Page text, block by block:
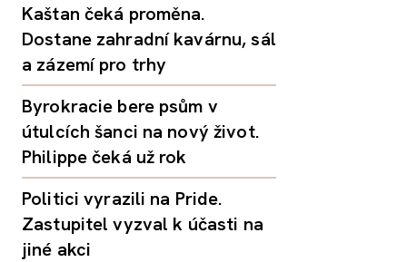
Kaštan čeká proměna.
Dostane zahradní kavárnu, sál
a zázemí pro trhy
Byrokracie bere psům v
útulcích šanci na nový život.
Philippe čeká už rok
Politici vyrazili na Pride.
Zastupitel vyzval k účasti na
jiné akci